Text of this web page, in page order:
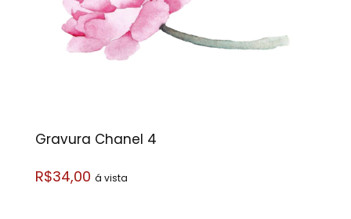
Gravura Chanel 4
R$34,00 á vista